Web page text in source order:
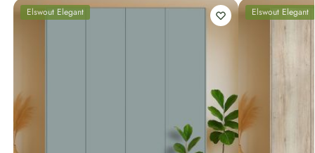
Elswout Elegant Elswout Elegant